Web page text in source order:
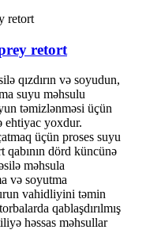
retort
qızdırın və soyudun,
suyu məhsulu
təmizlənməsi üçün
ehtiyac yoxdur.
üçün proses suyu
qabının dörd küncünə
məhsula
və soyutma
vahidliyini təmin
qablaşdırılmış
həssas məhsullar